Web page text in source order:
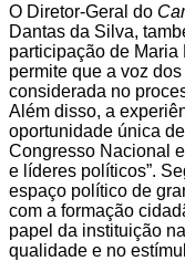
O Diretor-Geral do
Dantas da Silva,
participação de
permite que a voz
considerada no
Além disso, a
oportunidade única
Congresso Nacional
e líderes políticos”.
espaço político de
com a formação
papel da instituição
qualidade e no